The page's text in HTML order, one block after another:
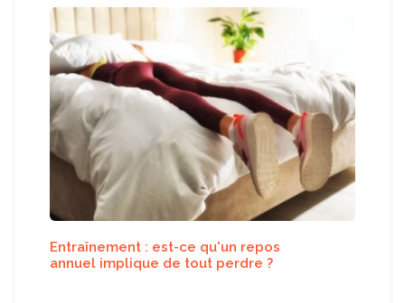
Entraînement : est-ce qu'un repos
annuel implique de tout perdre ?